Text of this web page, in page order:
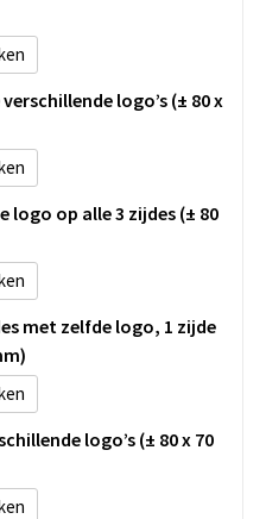
logo’s (± 80 x
logo op alle 3 zijdes (± 80
met zelfde logo, 1 zijde
logo’s (± 80 x 70